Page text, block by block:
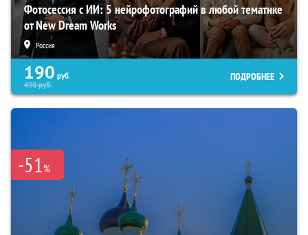
Фотосессия с ИИ: 5 нейрофотографий в любой тематике
от New Dream Works
Россия
190 руб.
490руб.
ПОДРОБНЕЕ
-51%